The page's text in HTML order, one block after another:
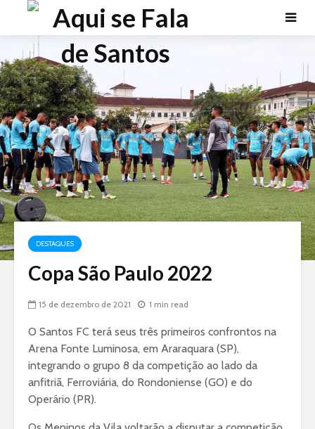
DESTAQUES
Copa São Paulo 2022
15 de dezembro de 2021 1 min read
O Santos FC terá seus três primeiros confrontos na
Arena Fonte Luminosa, em Araraquara (SP),
integrando o grupo 8 da competição ao lado da
anfitriã, Ferroviária, do Rondoniense (GO) e do
Operário (PR).